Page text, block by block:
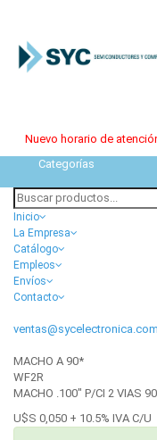
Nuevo horario de
Categorías
Inicio
La Empresa
Catálogo
Empleos
Envíos
Contacto
MACHO A 90*
WF2R
MACHO .100" P/CI 2 VIAS
U$S 0,050 + 10.5% IVA C/U